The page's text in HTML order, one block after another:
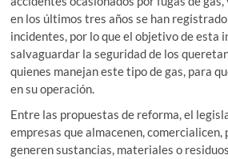
en los últimos tres años se han
incidentes, por lo que el objetivo de esta
salvaguardar la seguridad de los
quienes manejan este tipo de gas, para
en su operación.
Entre las propuestas de reforma, el
empresas que almacenen, comercialicen,
generen sustancias, materiales o